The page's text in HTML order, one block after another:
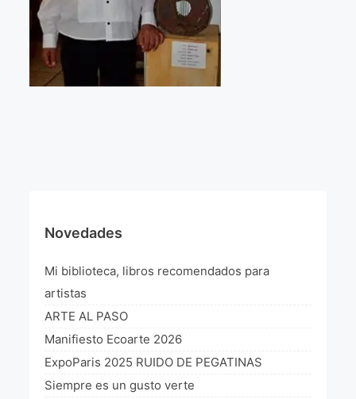
Expositions
Bruit de gommettes Paris 2025
L’art Colombien à Paris 2019
L’art Latino-américain à Paris 2019
Reflecting Source. NY 2019
«Sincronías con sentido» Bogotá Colombia 2019
Novedades
Mi biblioteca, libros recomendados para
artistas
ARTE AL PASO
Manifiesto Ecoarte 2026
ExpoParis 2025 RUIDO DE PEGATINAS
Siempre es un gusto verte